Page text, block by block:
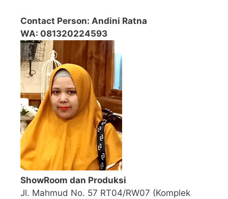
Contact Person: Andini Ratna
WA: 081320224593
ShowRoom dan Produksi
Jl. Mahmud No. 57 RT04/RW07 (Komplek